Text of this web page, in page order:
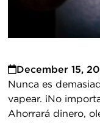
December 15,
Nunca es
vapear. ¡No
Ahorrará dinero,